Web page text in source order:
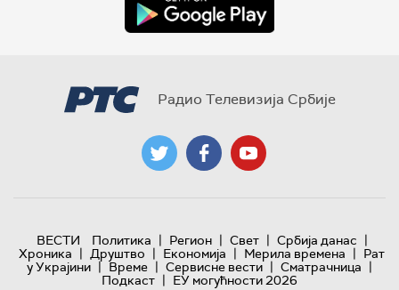
Радио Телевизија Србије
ВЕСТИ Политика | Регион | Свет | Србија данас |
Хроника | Друштво | Економија | Мерила времена | Рат
у Украјини | Време | Сервисне вести | Сматрачница |
Подкаст | ЕУ могућности 2026